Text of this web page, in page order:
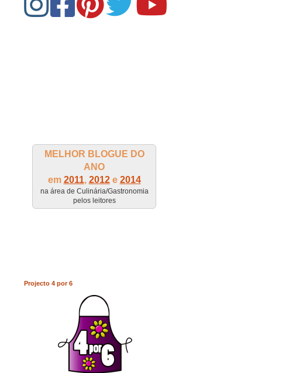
MELHOR BLOGUE DO
ANO
em 2011, 2012e 2014
na área de Culinária/Gastronomia
pelos leitores
Projecto 4 por 6